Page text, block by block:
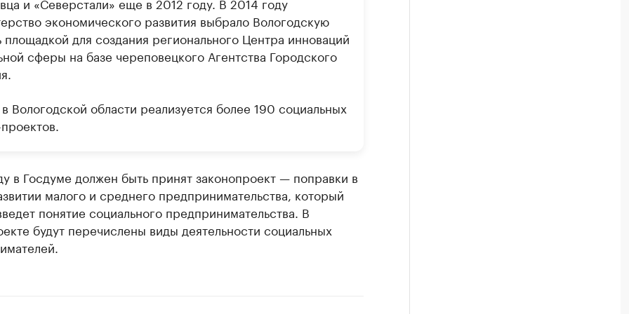
экономического развития выбрало Вологодскую
площадкой для создания регионального Центра инноваций
сферы на базе череповецкого Агентства Городского
Вологодской области реализуется более 190 социальных
в Госдуме должен быть принят законопроект — поправки в
малого и среднего предпринимательства, который
понятие социального предпринимательства. В
будут перечислены виды деятельности социальных